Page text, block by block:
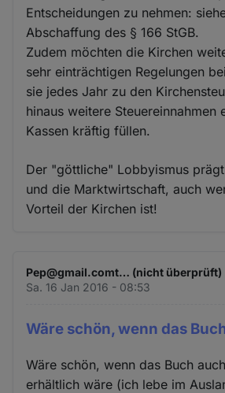
Entscheidungen zu nehmen:
Abschaffung des § 166 StGB.
Zudem möchten die Kirchen
sehr einträchtigen Regelungen
sie jedes Jahr zu den
hinaus weitere Steuereinnahmen
Kassen kräftig füllen.
Der "göttliche" Lobbyismus
und die Marktwirtschaft, auch
Vorteil der Kirchen ist!
Pep@gmail.comt… (nicht überprüft)
Sa. 16 Jan 2016 - 08:53
Wäre schön, wenn das
Wäre schön, wenn das Buch
erhältlich wäre (ich lebe im